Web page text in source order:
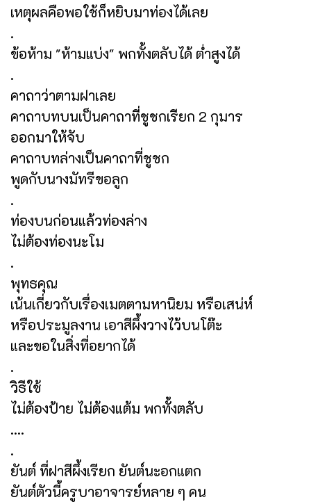
เหตุผลคือพอใช้ก็หยิบมาท่องได้เลย
.
ข้อห้าม "ห้ามแบ่ง" พกทั้งตลับได้ ต่ำสูงได้
.
คาถาว่าตามฝาเลย
คาถาบทบนเป็นคาถาที่ชูชกเรียก 2 กุมาร
ออกมาให้จับ
คาถาบทล่างเป็นคาถาที่ชูชก
พูดกับนางมัทรีขอลูก
.
ท่องบนก่อนแล้วท่องล่าง
ไม่ต้องท่องนะโม
.
พุทธคุณ
เน้นเกี่ยวกับเรื่องเมตตามหานิยม หรือเสน่ห์
หรือประมูลงาน เอาสีผึ้งวางไว้บนโต๊ะ
และขอในสิ่งที่อยากได้
.
วิธีใช้
ไม่ต้องป้าย ไม่ต้องแต้ม พกทั้งตลับ
....
.
ยันต์ ที่ฝาสีผึ้งเรียก ยันต์นะอกแตก
ยันต์ตัวนี้ครูบาอาจารย์หลาย ๆ คน